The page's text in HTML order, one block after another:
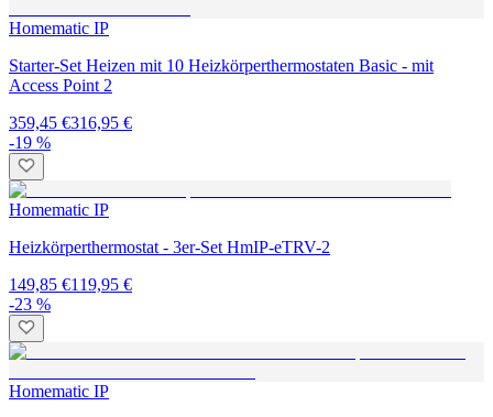
Homematic IP
Starter-Set Heizen mit 10 Heizkörperthermostaten Basic - mit
Access Point 2
359,45 €316,95 €
-19 %
Homematic IP
Heizkörperthermostat - 3er-Set HmIP-eTRV-2
149,85 €119,95 €
-23 %
Homematic IP